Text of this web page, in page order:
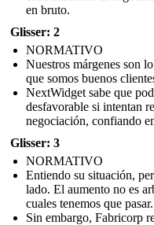
en bruto.
Glisser: 2
NORMATIVO
Nuestros márgenes son
que somos buenos
NextWidget sabe que
desfavorable si intentan
negociación, confiando
Glisser: 3
NORMATIVO
Entiendo su situación,
lado. El aumento no es
cuales tenemos que pasar.
Sin embargo, Fabricorp